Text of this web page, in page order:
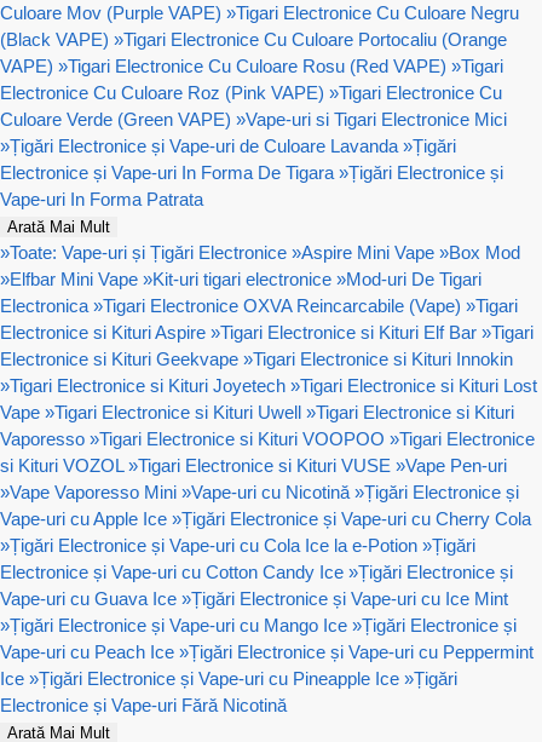
Culoare Mov (Purple VAPE) »Tigari Electronice Cu Culoare Negru
(Black VAPE) »Tigari Electronice Cu Culoare Portocaliu (Orange
VAPE) »Tigari Electronice Cu Culoare Rosu (Red VAPE) »Tigari
Electronice Cu Culoare Roz (Pink VAPE) »Tigari Electronice Cu
Culoare Verde (Green VAPE) »Vape-uri si Tigari Electronice Mici
»Țigări Electronice și Vape-uri de Culoare Lavanda »Țigări
Electronice și Vape-uri In Forma De Tigara »Țigări Electronice și
Vape-uri In Forma Patrata
Arată Mai Mult
»Toate: Vape-uri și Țigări Electronice »Aspire Mini Vape »Box Mod
»Elfbar Mini Vape »Kit-uri tigari electronice »Mod-uri De Tigari
Electronica »Tigari Electronice OXVA Reincarcabile (Vape) »Tigari
Electronice si Kituri Aspire »Tigari Electronice si Kituri Elf Bar »Tigari
Electronice si Kituri Geekvape »Tigari Electronice si Kituri Innokin
»Tigari Electronice si Kituri Joyetech »Tigari Electronice si Kituri Lost
Vape »Tigari Electronice si Kituri Uwell »Tigari Electronice si Kituri
Vaporesso »Tigari Electronice si Kituri VOOPOO »Tigari Electronice
si Kituri VOZOL »Tigari Electronice si Kituri VUSE »Vape Pen-uri
»Vape Vaporesso Mini »Vape-uri cu Nicotină »Țigări Electronice și
Vape-uri cu Apple Ice »Țigări Electronice și Vape-uri cu Cherry Cola
»Țigări Electronice și Vape-uri cu Cola Ice la e-Potion »Țigări
Electronice și Vape-uri cu Cotton Candy Ice »Țigări Electronice și
Vape-uri cu Guava Ice »Țigări Electronice și Vape-uri cu Ice Mint
»Țigări Electronice și Vape-uri cu Mango Ice »Țigări Electronice și
Vape-uri cu Peach Ice »Țigări Electronice și Vape-uri cu Peppermint
Ice »Țigări Electronice și Vape-uri cu Pineapple Ice »Țigări
Electronice și Vape-uri Fără Nicotină
Arată Mai Mult